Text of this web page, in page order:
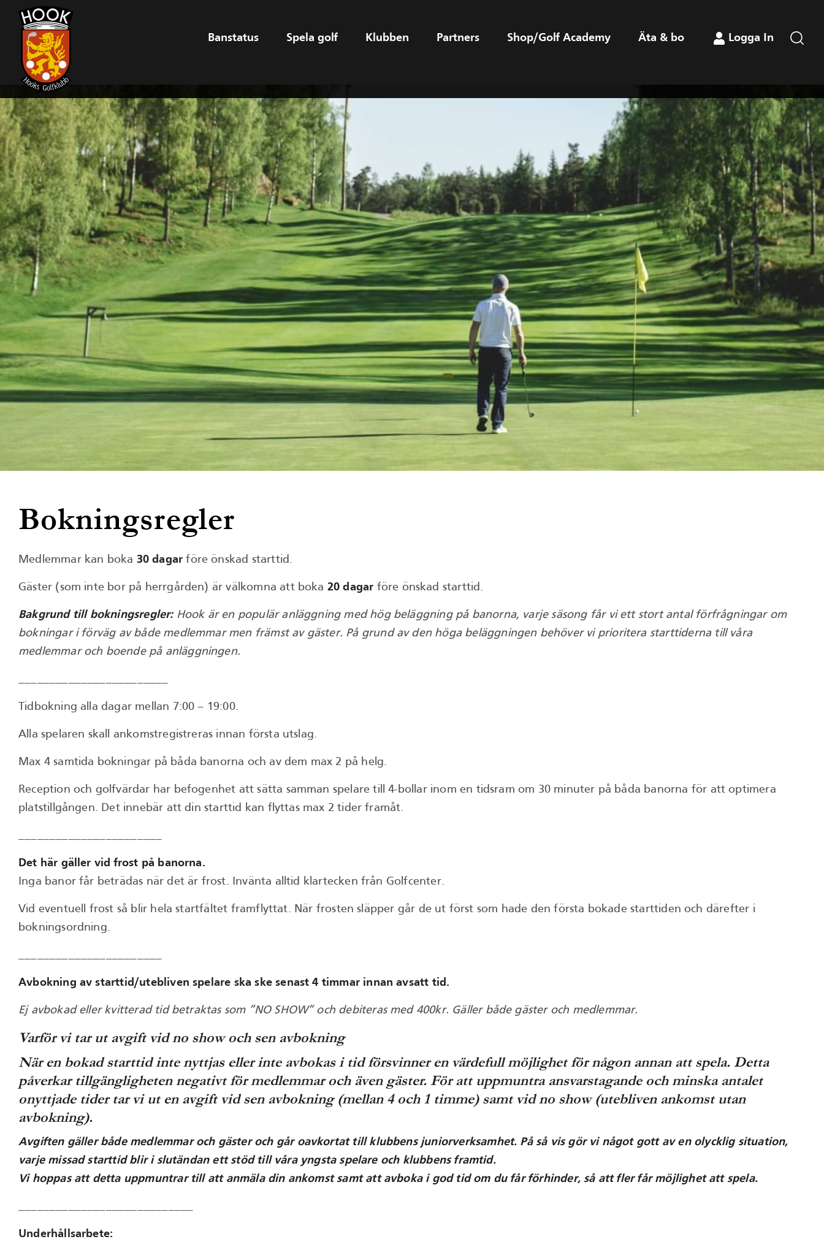
Banstatus Spela golf Klubben Partners Shop/Golf Academy Äta & bo Logga In
Bokningsregler
Medlemmar kan boka 30 dagar före önskad starttid.
Gäster (som inte bor på herrgården) är välkomna att boka 20 dagar före önskad starttid.
Bakgrund till bokningsregler:Hook är en populär anläggning med hög beläggning på banorna, varje säsong får vi ett stort antal förfrågningar om
bokningar i förväg av både medlemmar men främst av gäster. På grund av den höga beläggningen behöver vi prioritera starttiderna till våra
medlemmar och boende på anläggningen.
Tidbokning alla dagar mellan 7:00 – 19:00.
Alla spelaren skall ankomstregistreras innan första utslag.
Max 4 samtida bokningar på båda banorna och av dem max 2 på helg.
Reception och golfvärdar har befogenhet att sätta samman spelare till 4-bollar inom en tidsram om 30 minuter på båda banorna för att optimera
platstillgången. Det innebär att din starttid kan flyttas max 2 tider framåt.
Det här gäller vid frost på banorna.
Inga banor får beträdas när det är frost. Invänta alltid klartecken från Golfcenter.
Vid eventuell frost så blir hela startfältet framflyttat. När frosten släpper går de ut först som hade den första bokade starttiden och därefter i
bokningsordning.
Avbokning av starttid/utebliven spelare ska ske senast 4 timmar innan avsatt tid.
Ej avbokad eller kvitterad tid betraktas som ”NO SHOW” och debiteras med 400kr. Gäller både gäster och medlemmar.
Varför vi tar ut avgift vid no show och sen avbokning
När en bokad starttid inte nyttjas eller inte avbokas i tid försvinner en värdefull möjlighet för någon annan att spela. Detta
påverkar tillgängligheten negativt för medlemmar och även gäster. För att uppmuntra ansvarstagande och minska antalet
onyttjade tider tar vi ut en avgift vid sen avbokning (mellan 4 och 1 timme) samt vid no show (utebliven ankomst utan
avbokning).
Avgiften gäller både medlemmar och gäster och går oavkortat till klubbens juniorverksamhet. På så vis gör vi något gott av en olycklig situation,
varje missad starttid blir i slutändan ett stöd till våra yngsta spelare och klubbens framtid.
Vi hoppas att detta uppmuntrar till att anmäla din ankomst samt att avboka i god tid om du får förhinder, så att fler får möjlighet att spela.
Underhållsarbete: